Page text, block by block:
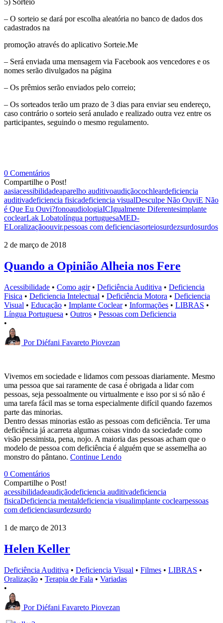
5) Sorteio
– O sorteio se dará por escolha aleatória no banco de dados dos
cadastrados na
promoção através do aplicativo Sorteie.Me
– Será enviada uma mensagem via Facebook aos vencedores e os
nomes serão divulgados na página
– Os prêmios serão enviados pelo correio;
– Os sorteados terão um prazo de 3 dias para enviar seu endereço,
caso contrário o sorteio será anulado e realizado outra vez entre os
participantes, seguindo o mesmo regulamento.
0 Comentários
Compartilhe o Post!
aasiacessibilidadeaparelho auditivoaudiçãocochleardeficiencia
auditivadeficiencia fisicadeficiencia visualDesculpe Não OuviE Não
é Que Eu Ouvi?fonoaudiologiaICIgualmente Diferentesimplante
coclearLak Lobatolíngua portuguesaMED-
ELoralizaçãoouvir.pessoas com deficienciasorteiosurdezsurdosurdos
2 de março de 2018
Quando a Opinião Alheia nos Fere
Acessibilidade • Como agir • Deficiência Auditiva • Deficiencia
Fisica • Deficiencia Intelectual • Deficiência Motora • Deficiencia
Visual • Educação • Implante Coclear • Informações • LIBRAS •
Língua Portuguesa • Outros • Pessoas com Deficiencia
•
Por Diéfani Favareto Piovezan
Vivemos em sociedade e lidamos com pessoas diariamente. Mesmo
uma pessoa que sai raramente de casa é obrigada a lidar com
pessoas, seja pessoalmente ou virtualmente e isso por si só não é
uma tarefa fácil mas se torna especialmente difícil quando fazemos
parte das minorias.
Dentro dessas minorias estão as pessoas com deficiência. Ter uma
deficiência já acarreta algumas coisas vindo da sociedade como
visão pessimista, pena, nojo. A maioria das pessoas acham que o
modelo de pessoa com deficiência é alguém que se assemelha ao
monstro do pântano. Continue Lendo
0 Comentários
Compartilhe o Post!
acessibilidadeaudiçãodeficiencia auditivadeficiencia
fisicaDeficiencia mentaldeficiencia visualimplante coclearpessoas
com deficienciasurdezsurdo
1 de março de 2013
Helen Keller
Deficiência Auditiva • Deficiencia Visual • Filmes • LIBRAS •
Oralização • Terapia de Fala • Variadas
•
Por Diéfani Favareto Piovezan